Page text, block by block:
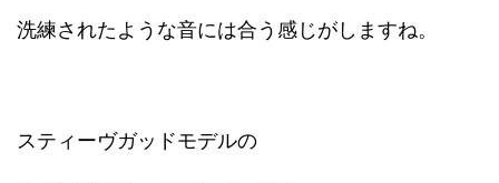
洗練されたような音には合う感じがしますね。
スティーヴガッドモデルの